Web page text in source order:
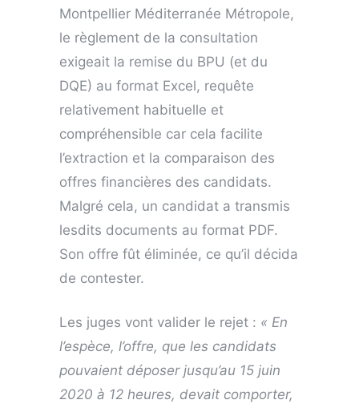
Montpellier Méditerranée Métropole,
le règlement de la consultation
exigeait la remise du BPU (et du
DQE) au format Excel, requête
relativement habituelle et
compréhensible car cela facilite
l’extraction et la comparaison des
offres financières des candidats.
Malgré cela, un candidat a transmis
lesdits documents au format PDF.
Son offre fût éliminée, ce qu’il décida
de contester.
Les juges vont valider le rejet : « En
l’espèce, l’offre, que les candidats
pouvaient déposer jusqu’au 15 juin
2020 à 12 heures, devait comporter,